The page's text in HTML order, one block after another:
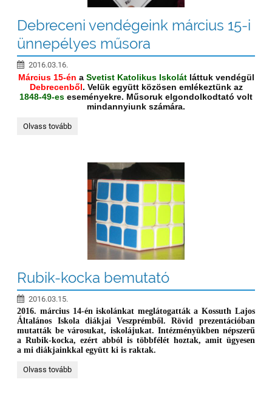
Debreceni vendégeink március 15-i
ünnepélyes műsora
2016.03.16.
Március 15-én a Svetist Katolikus Iskolátláttuk vendégül
Debrecenből. Velük együtt közösen emlékeztünk az
1848-49-es eseményekre. Műsoruk elgondolkodtató volt
mindannyiunk számára.
Debreceni
Olvass tovább
Rubik-kocka bemutató
2016.03.15.
2016. március 14-én iskolánkat meglátogatták a Kossuth Lajos
Általános Iskola diákjai Veszprémből. Rövid prezentációban
mutatták be városukat, iskolájukat. Intézményükben népszerű
a Rubik-kocka, ezért abból is többfélét hoztak, amit ügyesen
a mi diákjainkkal együtt ki is raktak.
Rubik-
Olvass tovább